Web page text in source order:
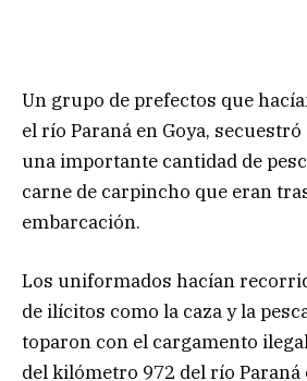
Un grupo de prefectos que
el río Paraná en Goya,
una importante cantidad de
carne de carpincho que eran
embarcación.
Los uniformados hacían
de ilícitos como la caza y la
toparon con el cargamento
del kilómetro 972 del río Paraná